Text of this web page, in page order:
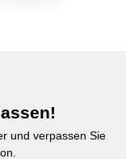
und verpassen Sie